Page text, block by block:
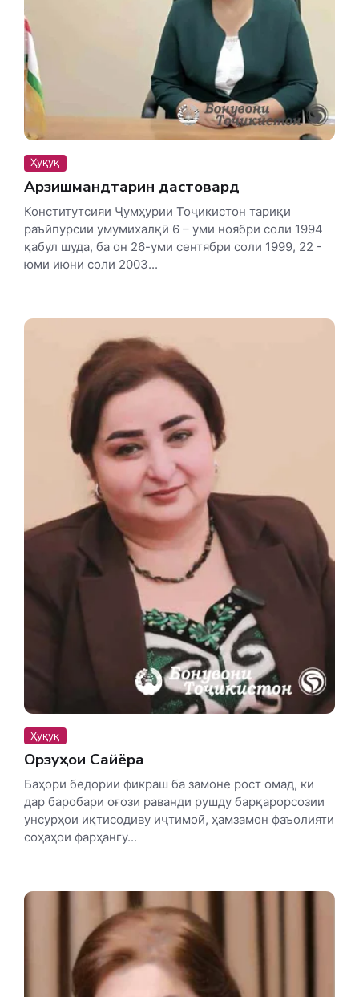
Ҳуқуқ
Арзишмандтарин дастовард
Конститутсияи Ҷумҳурии Тоҷикистон тариқи
раъйпурсии умумихалқӣ 6 – уми ноябри соли 1994
қабул шуда, ба он 26-уми сентябри соли 1999, 22 -
юми июни соли 2003...
Ҳуқуқ
Орзуҳои Сайёра
Баҳори бедории фикраш ба замоне рост омад, ки
дар баробари оғози раванди рушду барқарорсозии
унсурҳои иқтисодиву иҷтимоӣ, ҳамзамон фаъолияти
соҳаҳои фарҳангу...